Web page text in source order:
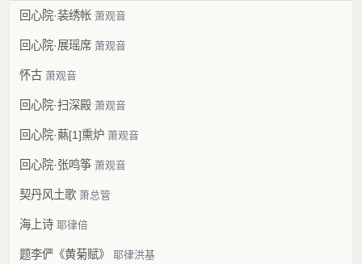
回心院·装绣帐 萧观音
回心院·展瑶席 萧观音
怀古 萧观音
回心院·扫深殿 萧观音
回心院·爇[1]熏炉 萧观音
回心院·张鸣筝 萧观音
契丹风土歌 萧总管
海上诗 耶律倍
题李俨《黄菊赋》 耶律洪基